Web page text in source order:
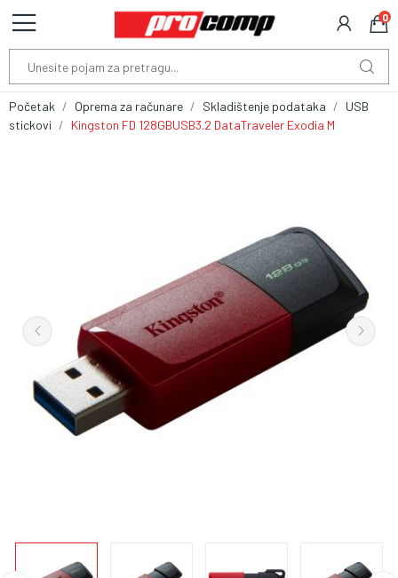
0
Početak Oprema za računare Skladištenje podataka
USB
stickovi
Kingston FD 128GBUSB3.2 DataTraveler Exodia M